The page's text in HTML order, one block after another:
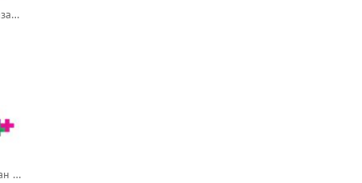
Vidaza / Вайдаза (азацитидин)
Zonegran / Зонегран (зонисамид) — русский логотип